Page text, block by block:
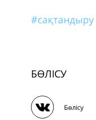
#сақтандыру
БӨЛІСУ
Бөлісу